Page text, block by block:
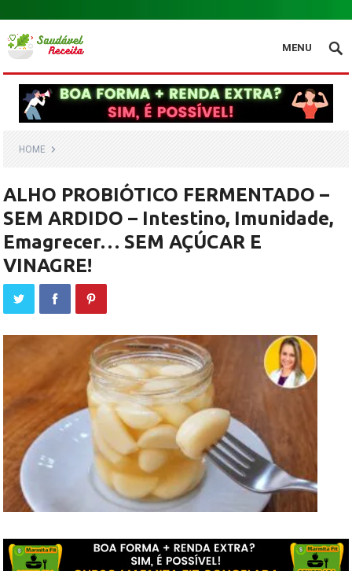
.
MENU
HOME
ALHO PROBIÓTICO FERMENTADO –
SEM ARDIDO – Intestino, Imunidade,
Emagrecer… SEM AÇÚCAR E
VINAGRE!